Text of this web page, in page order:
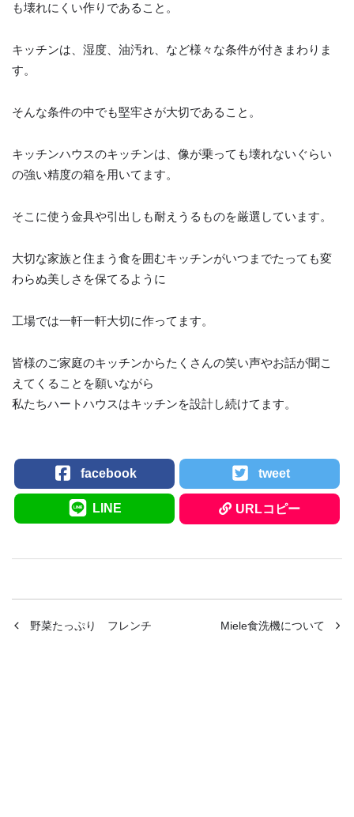
も壊れにくい作りであること。
キッチンは、湿度、油汚れ、など様々な条件が付きまわりま
す。
そんな条件の中でも堅牢さが大切であること。
キッチンハウスのキッチンは、像が乗っても壊れないぐらい
の強い精度の箱を用いてます。
そこに使う金具や引出しも耐えうるものを厳選しています。
大切な家族と住まう食を囲むキッチンがいつまでたっても変
わらぬ美しさを保てるように
工場では一軒一軒大切に作ってます。
皆様のご家庭のキッチンからたくさんの笑い声やお話が聞こ
えてくることを願いながら
私たちハートハウスはキッチンを設計し続けてます。
facebook tweet
LINE URLコピー
野菜たっぷり フレンチ Miele食洗機について